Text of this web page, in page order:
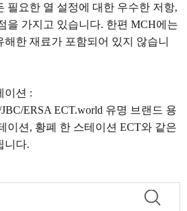
필요한 열 설정에 대한 우수한 저항,
을 가지고 있습니다. 한편 MCH에는
한 재료가 포함되어 있지 않습니
이션 :
ERSA ECT.world 유명 브랜드 용
이션, 황폐 한 스테이션 ECT와 같은
니다.